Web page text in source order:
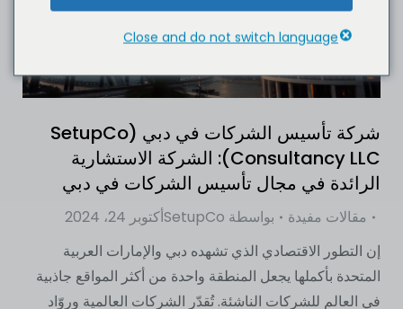
شركة تأسيس الشركات في دبي (SetupCo
Consultancy LLC): الشركة الاستشارية
الرائدة في مجال تأسيس الشركات في دبي
مقالات مفيدة بواسطة SetupCoأكتوبر 24، 2024
إن التطور الاقتصادي الذي تشهده دبي والإمارات العربية
المتحدة بأكملها يجعل المنطقة واحدة من أكثر المواقع جاذبية
في العالم للشركات الناشئة. تُقدّر الشركات العالمية وروّاد
Close and do not switch language